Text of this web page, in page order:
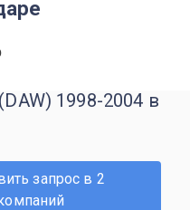
1998-2004 в
запрос в 2